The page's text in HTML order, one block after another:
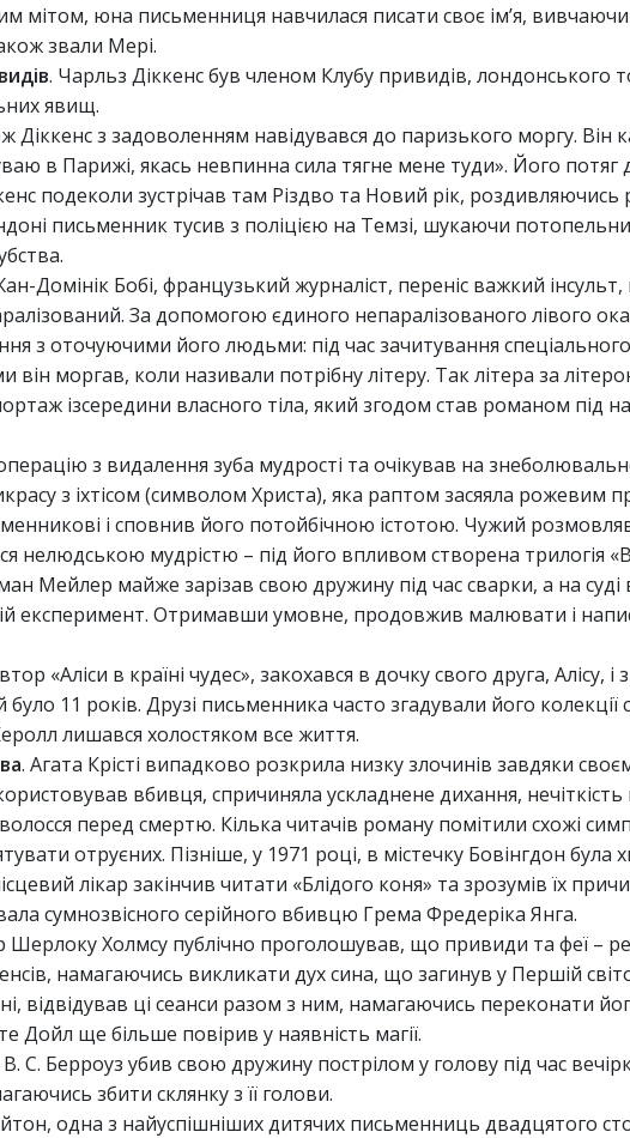
мітом, юна письменниця навчилася писати своє ім’я,
звали Мері.
. Чарльз Діккенс був членом Клубу привидів, лондонського
явищ.
Діккенс з задоволенням навідувався до паризького моргу. Він
в Парижі, якась невпинна сила тягне мене туди». Його потяг
подеколи зустрічав там Різдво та Новий рік, роздивляючись
письменник тусив з поліцією на Темзі, шукаючи
Домінік Бобі, французький журналіст, переніс важкий інсульт,
За допомогою єдиного непаралізованого лівого
з оточуючими його людьми: під час зачитування
моргав, коли називали потрібну літеру. Так літера за
ізсередини власного тіла, який згодом став романом під
з видалення зуба мудрості та очікував на
з іхтісом (символом Христа), яка раптом засяяла рожевим
і сповнив його потойбічною істотою. Чужий
нелюдською мудрістю – під його впливом створена трилогія
Мейлер майже зарізав свою дружину під час сварки, а на суді
експеримент. Отримавши умовне, продовжив малювати і
«Аліси в країні чудес», закохався в дочку свого друга, Алісу, і
11 років. Друзі письменника часто згадували його колекції
лишався холостяком все життя.
. Агата Крісті випадково розкрила низку злочинів завдяки
вбивця, спричиняла ускладнене дихання,
перед смертю. Кілька читачів роману помітили схожі
отруєних. Пізніше, у 1971 році, в містечку Бовінгдон була
лікар закінчив читати «Блідого коня» та зрозумів їх
сумнозвісного серійного вбивцю Грема Фредеріка Янга.
Шерлоку Холмсу публічно проголошував, що привиди та феї –
намагаючись викликати дух сина, що загинув у Першій
відвідував ці сеанси разом з ним, намагаючись переконати
Дойл ще більше повірив у наявність магії.
В. С. Берроуз убив свою дружину пострілом у голову під час
збити склянку з її голови.
одна з найуспішніших дитячих письменниць двадцятого